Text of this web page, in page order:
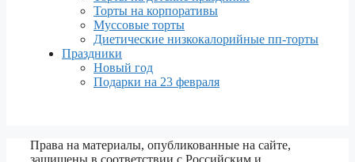
Торты на корпоративы
Муссовые торты
Диетические низкокалорийные пп-торты
Праздники
Новый год
Подарки на 23 февраля
Права на материалы, опубликованные на сайте,